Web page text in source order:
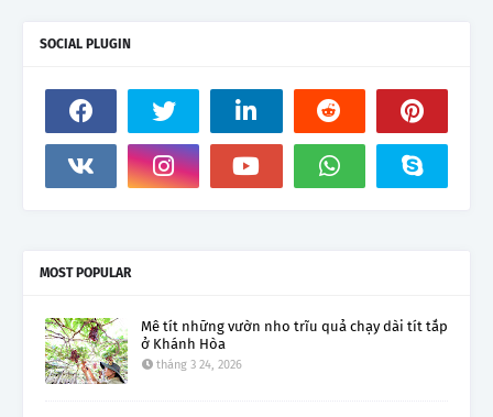
SOCIAL PLUGIN
MOST POPULAR
Mê tít những vườn nho trĩu quả chạy dài tít tắp
ở Khánh Hòa
tháng 3 24, 2026